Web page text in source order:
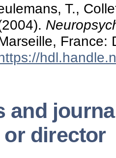
T.,
France:
and
director